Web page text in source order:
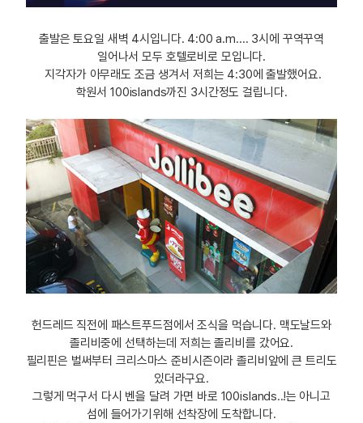
출발은 토요일 새벽 4시입니다. 4:00 a.m.... 3시에 꾸역꾸역
일어나서 모두 호텔로비로 모입니다.
지각자가 아무래도 조금 생겨서 저희는 4:30에 출발했어요.
학원서 100islands까진 3시간정도 걸립니다.
헌드레드 직전에 패스트푸드점에서 조식을 먹습니다. 맥도날드와
졸리비중에 선택하는데 저희는 졸리비를 갔어요.
필리핀은 벌써부터 크리스마스 준비시즌이라 졸리비앞에 큰 트리도
있더라구요.
그렇게 먹구서 다시 벤을 달려 가면 바로 100islands..!는 아니고
섬에 들어가기위해 선착장에 도착합니다.